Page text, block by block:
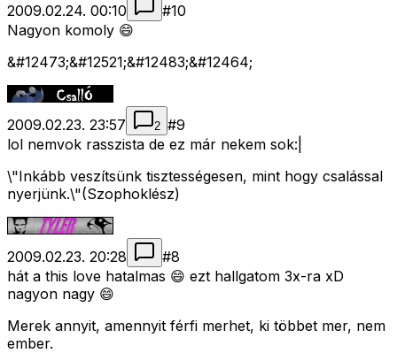
2009.02.24. 00:10 #10
Nagyon komoly 😄
&#12473;&#12521;&#12483;&#12464;
2009.02.23. 23:57 2 #9
lol nemvok rasszista de ez már nekem sok:|
\"Inkább veszítsünk tisztességesen, mint hogy csalással
nyerjünk.\"(Szophoklész)
2009.02.23. 20:28 #8
hát a this love hatalmas 😄 ezt hallgatom 3x-ra xD
nagyon nagy 😄
Merek annyit, amennyit férfi merhet, ki többet mer, nem
ember.